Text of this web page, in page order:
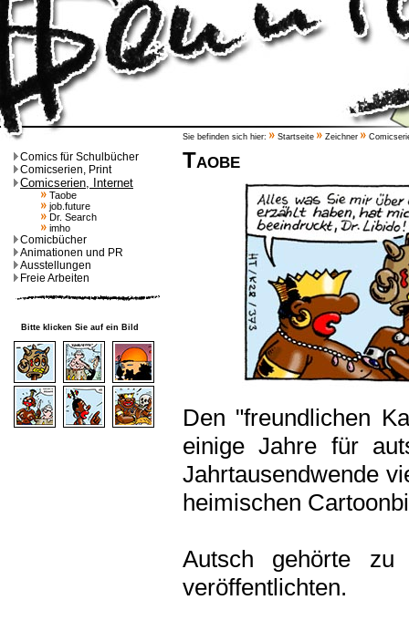
Comics für Schulbücher
Comicserien, Print
Comicserien, Internet
Taobe
job.future
Dr. Search
imho
Comicbücher
Animationen und PR
Ausstellungen
Freie Arbeiten
Bitte klicken Sie auf ein Bild
Sie befinden sich hier: Startseite Zeichner
Taobe
Den "freundlichen
einige Jahre für
Jahrtausendwende
heimischen
Autsch gehörte
veröffentlichten.